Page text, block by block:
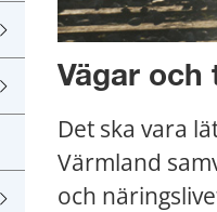
Vägar och
Det ska vara
Värmland
och